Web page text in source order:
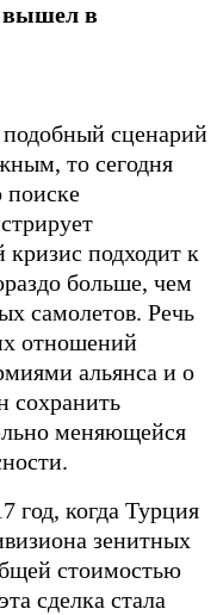
вышел в
подобный сценарий
то сегодня
поиске
кризис подходит к
больше, чем
самолетов. Речь
отношений
альянса и о
сохранить
меняющейся
год, когда Турция
зенитных
стоимостью
сделка стала